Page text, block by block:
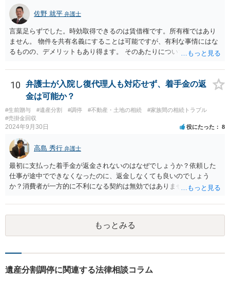
佐野 就平 弁護士
言葉足らずでした。時効取得できるのは賃借権です。所有権ではあり
ません。 物件を共有名義にすることは可能ですが、有利な事情にはな
るものの、デメリットもあり得ます。 そのあたりについては、お近く
10
弁護士が入院し復代理人も対応せず、着手金の返
金は可能か？
#生前贈与 #遺産分割 #調停 #不動産・土地の相続
#家族間の相続トラブル
#売掛金回収
2024年9月30日 役にたった 8
高島 秀行 弁護士
最初に支払った着手金が返金されないのはなぜでしょうか？依頼した
仕事が途中でできなくなったのに、返金しなくても良いのでしょう
か？消費者が一方的に不利になる契約は無効ではありませんか？
務があると思います。 倒れた弁護士が所属する弁護士会に相談さ
れた方がよいと思います。 倒れた弁護士は脳梗塞で倒れたようで
すが、 判断能力があり、復代理を倒れた弁護士の判断で復代理を
選任したのか 即ち、復代理人の選任は有効なのかという問題もあ
もっとみる
遺産分割調停に関連する法律相談コラム